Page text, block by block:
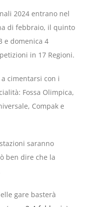
2024 entrano nel
di febbraio, il quinto
e domenica 4
in 17 Regioni.
cimentarsi con i
Fossa Olimpica,
Compak e
saranno
ben dire che la
gare basterà